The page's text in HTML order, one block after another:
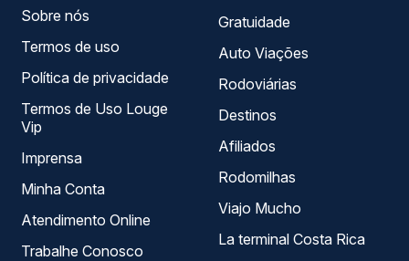
Sobre nós
Termos de uso
Política de privacidade
Termos de Uso Louge
Vip
Imprensa
Minha Conta
Atendimento Online
Trabalhe Conosco
Gratuidade
Auto Viações
Rodoviárias
Destinos
Afiliados
Rodomilhas
Viajo Mucho
La terminal Costa Rica